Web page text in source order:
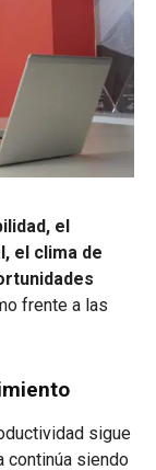
el
el clima de
frente a las
sigue
continúa siendo